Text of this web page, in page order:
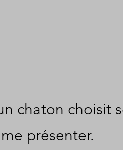
chaton
présenter.